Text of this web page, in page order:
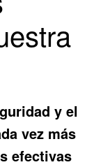
y el
vez más
efectivas